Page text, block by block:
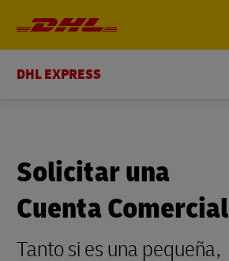
DHL EXPRESS
Solicitar una
Cuenta Comercial
Tanto si es una pequeña,